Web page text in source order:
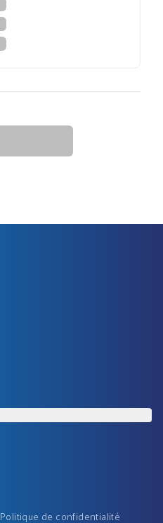
Politique de confidentialité